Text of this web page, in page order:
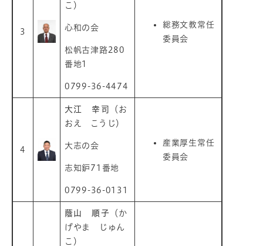
3
こ）
心和の会
松帆古津路280
番地1
0799-36-4474
総務文教常任
委員会
4
大江 幸司
（お
おえ こうじ）
大志の会
志知鈩71番地
0799-36-0131
産業厚生常任
委員会
蔭山 順子 （か
げやま じゅん
こ）